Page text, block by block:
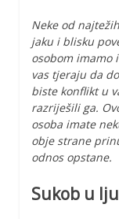
Neke od
jaku i blisku
osobom imamo
vas tjeraju da
biste konflikt u
razriješili ga.
osoba imate
obje strane
odnos opstane.
Sukob u